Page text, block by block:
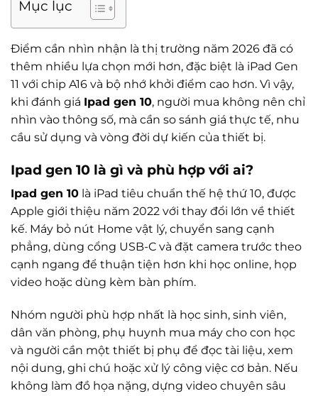
Mục lục
Điểm cần nhìn nhận là thị trường năm 2026 đã có
thêm nhiều lựa chọn mới hơn, đặc biệt là iPad Gen
11 với chip A16 và bộ nhớ khởi điểm cao hơn. Vì vậy,
khi đánh giá Ipad gen 10, người mua không nên chỉ
nhìn vào thông số, mà cần so sánh giá thực tế, nhu
cầu sử dụng và vòng đời dự kiến của thiết bị.
Ipad gen 10 là gì và phù hợp với ai?
Ipad gen 10 là iPad tiêu chuẩn thế hệ thứ 10, được
Apple giới thiệu năm 2022 với thay đổi lớn về thiết
kế. Máy bỏ nút Home vật lý, chuyển sang cạnh
phẳng, dùng cổng USB-C và đặt camera trước theo
cạnh ngang để thuận tiện hơn khi học online, họp
video hoặc dùng kèm bàn phím.
Nhóm người phù hợp nhất là học sinh, sinh viên,
dân văn phòng, phụ huynh mua máy cho con học
và người cần một thiết bị phụ để đọc tài liệu, xem
nội dung, ghi chú hoặc xử lý công việc cơ bản. Nếu
không làm đồ họa nặng, dựng video chuyên sâu